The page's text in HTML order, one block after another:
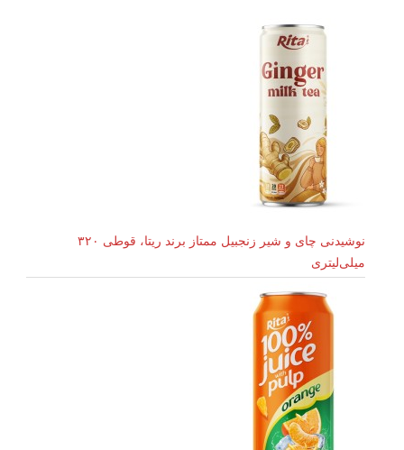
نوشیدنی چای و شیر زنجبیل ممتاز برند ریتا، قوطی ۳۲۰
میلی‌لیتری